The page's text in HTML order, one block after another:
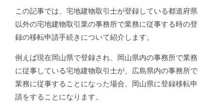
この記事では、宅地建物取引士が登録している都道府県
以外の宅地建物取引業の事務所で業務に従事する時の登
録の移転申請手続きについて紹介します。
例えば現在岡山県で登録され、岡山県内の事務所で業務
に従事している宅地建物取引士が、広島県内の事務所で
業務に従事することになった場合、岡山県に登録移転申
請をすることになります。